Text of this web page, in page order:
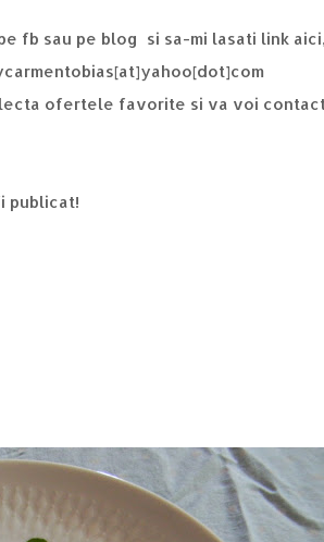
fb sau pe blog si sa-mi lasati link aici,
ofertele favorite si va voi
publicat!